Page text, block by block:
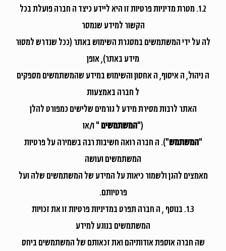
1.2. מטרת מדיניות פרטיות זו היא ליידע כיצד ה חברה פועלת בכל
הקשור למידע שנמסר
לה על ידי המשתמשים במסגרת השימוש באתר (ככל שנדרש למסור
מידע באתר), אופן
ה ניהול, ה איסוף, ה אחסון והשימוש במידע שהמשתמשים מספקים
ל חברה באמצעות
האתר לרבות מסירת מידע ל גורמים שלישים כמפורט להלן
("המשתמשים" ו/או
"המשתמש"). ה חברה רואה חשיבות רבה בשמירה על פרטיות
המשתמשים ועושה
מאמצים להגן ולשמור כיאות על המידע של המשתמשים שלה ועל
פרטיותם.
1.3. בנוסף , ה חברה תפרט במדיניות פרטיות זו את זכויות
המשתמשים בנוגע למידע
שה חברה אוספת אודותיהם ואת זכאותם של המשתמשים ביחס